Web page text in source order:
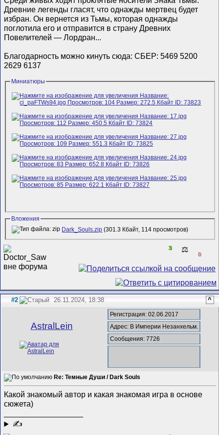
Древние легенды гласят, что однажды мертвец будет
избран. Он вернется из Тьмы, которая однажды
поглотила его и отправится в страну Древних
Повелителей — Лордран...
Благодарность можно кинуть сюда: СБЕР: 5469 5200
2629 6137
Миниатюры
Вложения
Dark_Souls.zip (301.3 Кбайт, 114 просмотров)
3 ⚖️
0
#2 26.11.2024, 18:38 ^
AstralLein
Регистрация: 02.06.2017
Адрес: В Империи Незанхельм.
Сообщения: 7726
Re: Темные Души / Dark Souls
Какой знакомый автор и какая знакомая игра в основе
сюжета)
✍